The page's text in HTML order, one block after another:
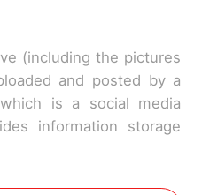
(including the pictures
and posted by a
is a social media
information storage